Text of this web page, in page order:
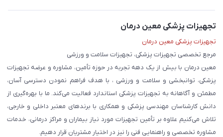
تجهیزات پزشکی معین درمان
تجهیزات پزشکی معین درمان
مرجع تخصصی تجهیزات پزشکی، تجهیزات سلامت و ورزشی
معین درمان با بیش از یک دهه تجربه در حوزه تأمین، مشاوره و عرضه تجهیزات
پزشکی، توانبخشی و سلامت و ورزشی ، با هدف فراهم نمودن دسترسی آسان،
مطمئن و آگاهانه به تجهیزات پزشکی استاندارد فعالیت می‌کند. ما با بهره‌گیری از
دانش کارشناسان مهندسی پزشکی و همکاری با برندهای معتبر داخلی و خارجی،
تلاش می‌کنیم علاوه بر تأمین تجهیزات مورد نیاز بیماران و مراکز درمانی، خدمات
مشاوره تخصصی و راهنمایی فنی را نیز در اختیار مشتریان قرار دهیم.